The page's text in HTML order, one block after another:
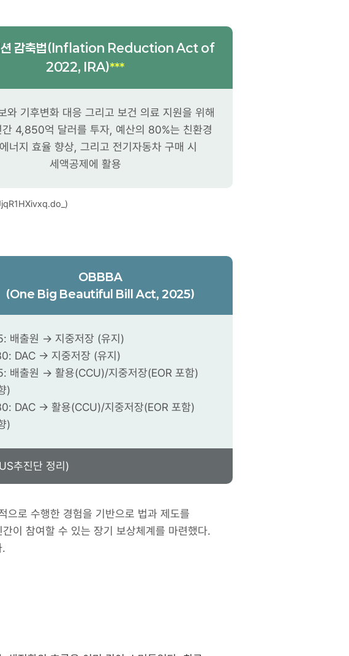
션 감축법(Inflation Reduction Act of
2022, IRA)***
와 기후변화 대응 그리고 보건 의료 지원을 위해
4,850억 달러를 투자, 예산의 80%는 친환경
너지 효율 향상, 그리고 전기자동차 구매 시
세액공제에 활용
OBBBA
(One Big Beautiful Bill Act, 2025)
배출원 → 지중저장 (유지)
DAC → 지중저장 (유지)
배출원 → 활용(CCU)/지중저장(EOR 포함)
)
DAC → 활용(CCU)/지중저장(EOR 포함)
)
추진단 정리)
로 수행한 경험을 기반으로 법과 제도를
참여할 수 있는 장기 보상체계를 마련했다.
.